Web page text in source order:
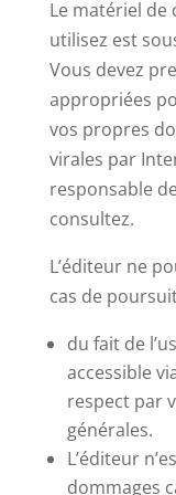
Le matériel de
utilisez est
Vous devez
appropriées
vos propres
virales par
responsable
consultez.
L’éditeur ne
cas de
du fait de
accessible
respect par
générales.
L’éditeur
dommages